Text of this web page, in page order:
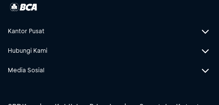
Kantor Pusat
Hubungi Kami
Media Sosial